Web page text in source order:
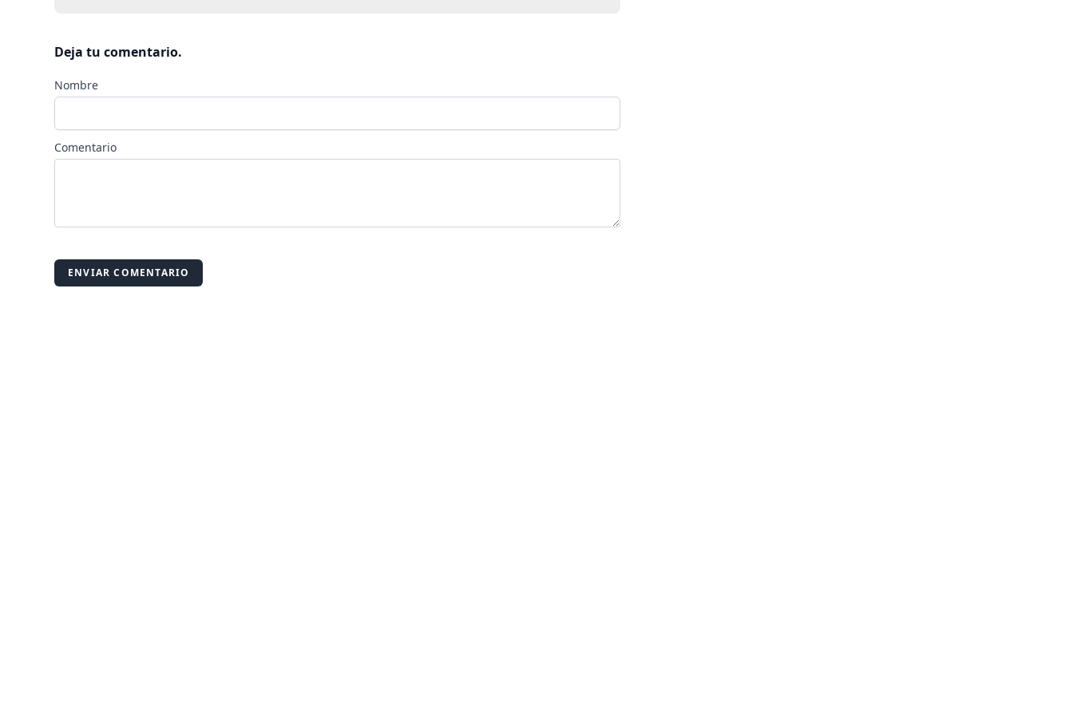
Deja tu comentario.
Nombre
Comentario
ENVIAR COMENTARIO